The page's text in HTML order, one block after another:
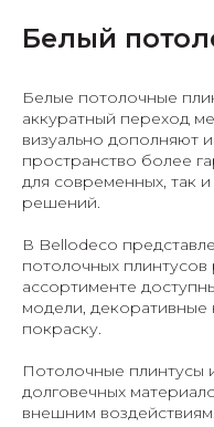
Белый
Белые потолочные
аккуратный переход
визуально дополняют
пространство более
для современных, так
решений.
В Bellodeco
потолочных
ассортименте
модели,
покраску.
Потолочные плинтусы
долговечных
внешним